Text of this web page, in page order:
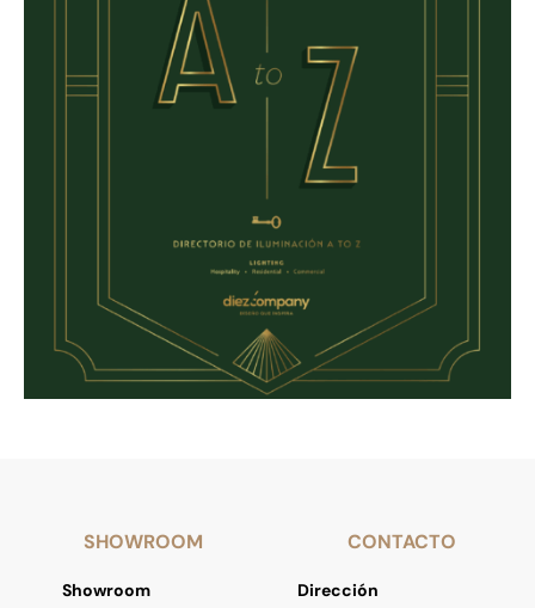
SHOWROOM
Showroom
CONTACTO
Dirección